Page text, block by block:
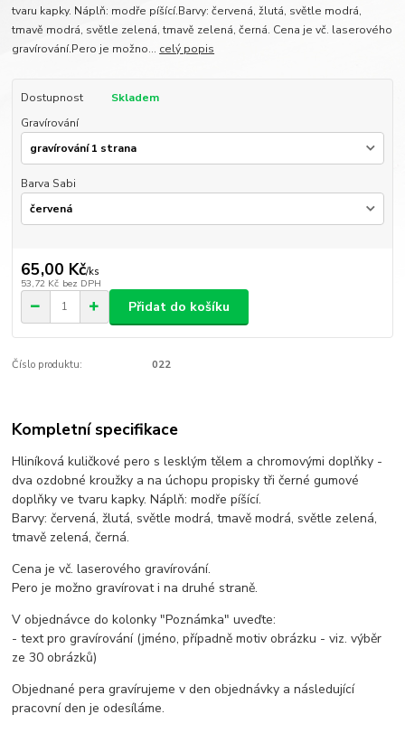
tvaru kapky. Náplň: modře píšící.Barvy: červená, žlutá, světle modrá,
tmavě modrá, světle zelená, tmavě zelená, černá. Cena je vč. laserového
gravírování.Pero je možno... celý popis
Dostupnost
Skladem
Gravírování
Barva Sabi
65,00 Kč/ks
53,72 Kč bez DPH
Přidat do košíku
Číslo produktu: 022
Kompletní specifikace
Hliníková kuličkové pero s lesklým tělem a chromovými doplňky -
dva ozdobné kroužky a na úchopu propisky tři černé gumové
doplňky ve tvaru kapky. Náplň: modře píšící.
Barvy: červená, žlutá, světle modrá, tmavě modrá, světle zelená,
tmavě zelená, černá.
Cena je vč. laserového gravírování.
Pero je možno gravírovat i na druhé straně.
V objednávce do kolonky "Poznámka" uveďte:
- text pro gravírování (jméno, případně motiv obrázku - viz. výběr
ze 30 obrázků)
Objednané pera gravírujeme v den objednávky a následující
pracovní den je odesíláme.